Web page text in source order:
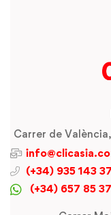
Carrer de
(+34) 935 143
(+34) 657 85